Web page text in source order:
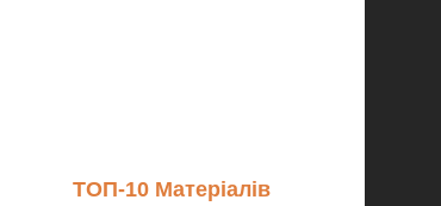
ТОП-10 Матеріалів